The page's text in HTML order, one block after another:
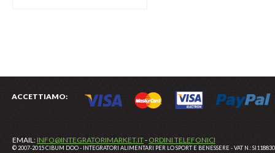
ACCETTIAMO:
EMAIL: INFO@INTEGRATORIMARKET.IT- ORDINI TELEFONICI
© 2007-2015 CIBUM DOO - INTEGRATORI ALIMENTARI PER LO SPORT E BENESSERE - VAT N.: